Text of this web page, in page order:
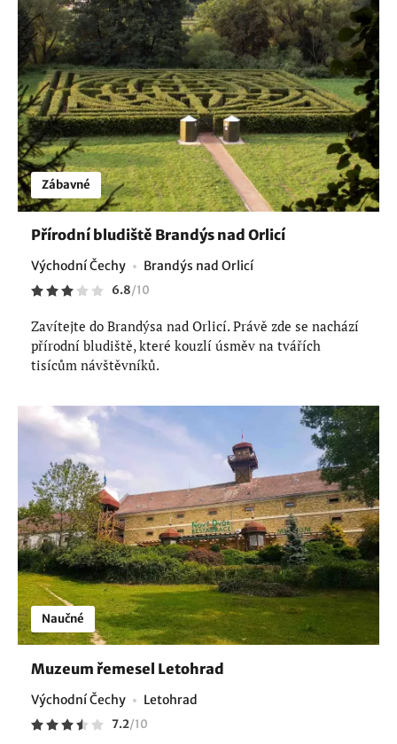
Zábavné
Přírodní bludiště Brandýs nad Orlicí
Východní Čechy Brandýs nad Orlicí
6.8/10
Zavítejte do Brandýsa nad Orlicí. Právě zde se nachází
přírodní bludiště, které kouzlí úsměv na tvářích
tisícům návštěvníků.
Naučné
Muzeum řemesel Letohrad
Východní Čechy Letohrad
7.2/10